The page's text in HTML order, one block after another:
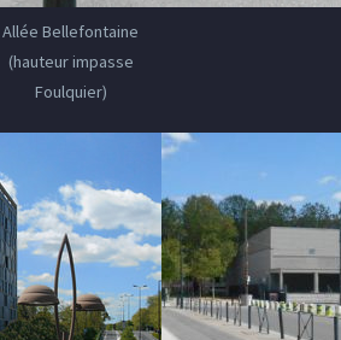
Allée Bellefontaine
(hauteur impasse
Foulquier)